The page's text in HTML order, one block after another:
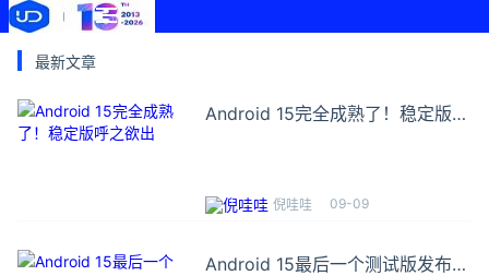
最新文章
Android 15完全成熟了！稳定版呼
倪哇哇 09-09
Android 15最后一个测试版发布：